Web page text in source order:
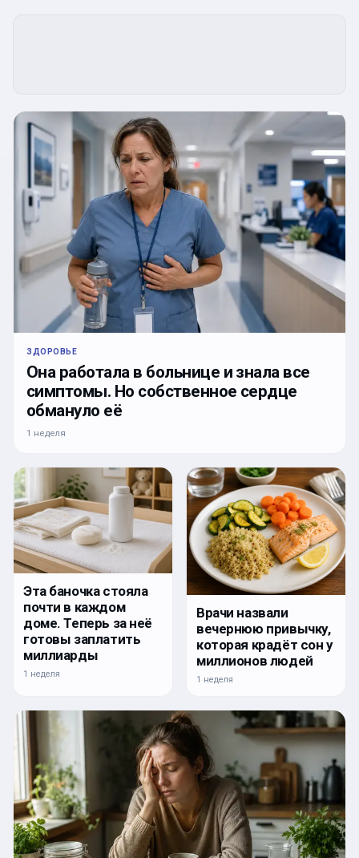
ЗДОРОВЬЕ
Она работала в больнице и знала все
симптомы. Но собственное сердце
обмануло её
1 неделя
Эта баночка стояла
почти в каждом
доме. Теперь за неё
готовы заплатить
миллиарды
1 неделя
Врачи назвали
вечернюю привычку,
которая крадёт сон у
миллионов людей
1 неделя